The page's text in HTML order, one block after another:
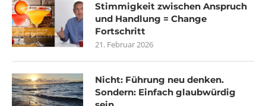
Stimmigkeit zwischen Anspruch
und Handlung = Change
Fortschritt
21. Februar 2026
Nicht: Führung neu denken.
Sondern: Einfach glaubwürdig